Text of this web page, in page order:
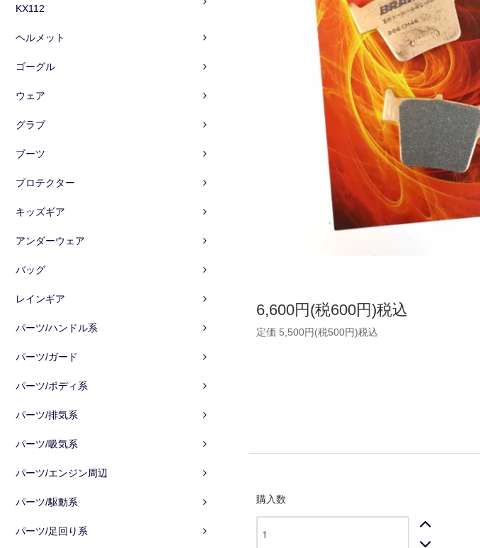
KX112
ヘルメット
ゴーグル
ウェア
グラブ
ブーツ
プロテクター
キッズギア
アンダーウェア
バッグ
レインギア
パーツ/ハンドル系
パーツ/ガード
パーツ/ボディ系
パーツ/排気系
パーツ/吸気系
パーツ/エンジン周辺
パーツ/駆動系
パーツ/足回り系
6,600円(税600円)税込
定価 5,500円(税500円)税込
購入数